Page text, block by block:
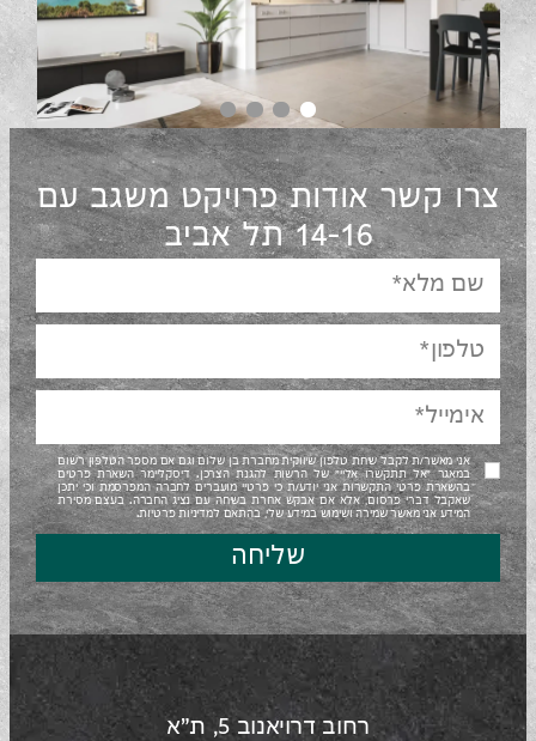
צרו קשר אודות פרויקט משגב עם
14-16 תל אביב
אני מאשר/ת לקבל שיחת טלפון שיווקית מחברת בן שלום וגם אם מספר הטלפון רשום
במאגר "אל תתקשרו אליי" של הרשות להגנת הצרכן. דיסקליימר השארת פרטים
בהשארת פרטי התקשרות אני יודע/ת כי פרטיי מועברים לחברה המפרסמת וכי יתכן
שאקבל דברי פרסום, אלא אם אבקש אחרת בשיחה עם נציג החברה. בעצם מסירת
המידע אני מאשר שמירה ושימוש במידע שלי, בהתאם למדיניות פרטיות.
שליחה
רחוב דרויאנוב 5, ת"א